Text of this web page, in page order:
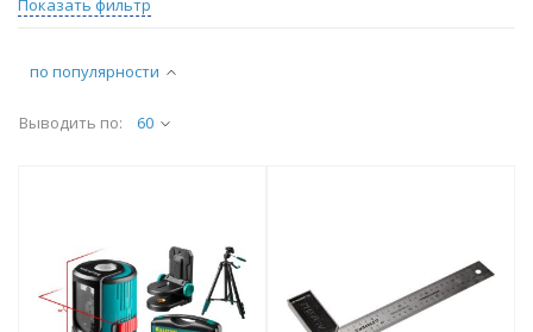
по популярности
Выводить по: 60
Показать фильтр